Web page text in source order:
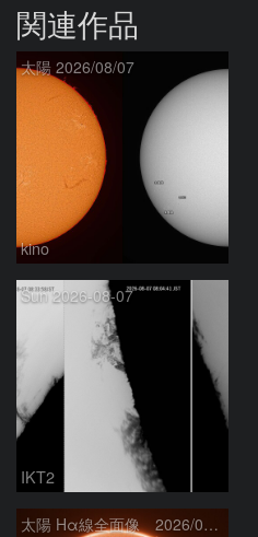
関連作品
太陽 2026/08/07
kino
Sun 2026-08-07
IKT2
太陽 Hα線全面像 2026/08/07